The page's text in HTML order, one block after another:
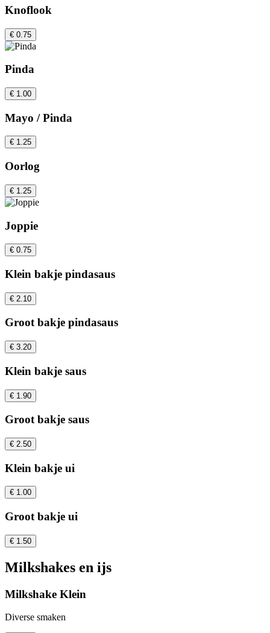
Knoflook
€ 0.75
Pinda
€ 1.00
Mayo / Pinda
€ 1.25
Oorlog
€ 1.25
Joppie
€ 0.75
Klein bakje pindasaus
€ 2.10
Groot bakje pindasaus
€ 3.20
Klein bakje saus
€ 1.90
Groot bakje saus
€ 2.50
Klein bakje ui
€ 1.00
Groot bakje ui
€ 1.50
Milkshakes en ijs
Milkshake Klein
Diverse smaken